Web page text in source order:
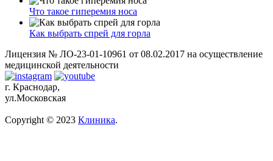
Что такое гиперемия носа
Как выбрать спрей для горла
Лицензия № ЛО-23-01-10961 от 08.02.2017 на осуществление
медицинской деятельности
г. Краснодар,
ул.Московская
Copyright © 2023 Клиника.